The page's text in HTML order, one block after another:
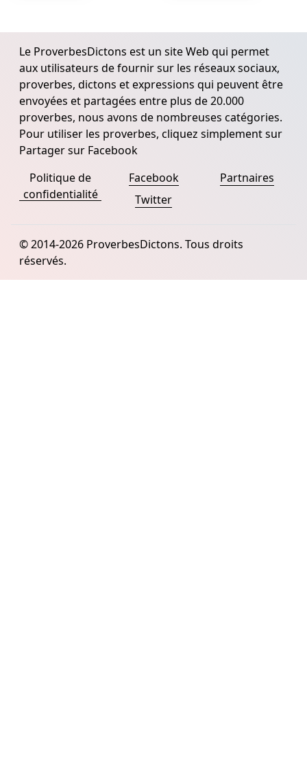
Le ProverbesDictons est un site Web qui permet
aux utilisateurs de fournir sur les réseaux sociaux,
proverbes, dictons et expressions qui peuvent être
envoyées et partagées entre plus de 20.000
proverbes, nous avons de nombreuses catégories.
Pour utiliser les proverbes, cliquez simplement sur
Partager sur Facebook
Politique de
confidentialité
Facebook
Twitter
Partnaires
© 2014-2026 ProverbesDictons. Tous droits
réservés.